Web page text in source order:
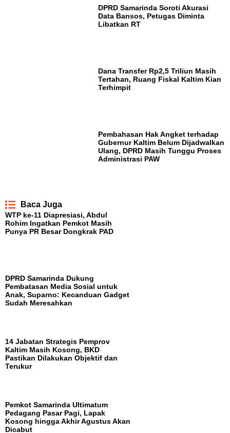
DPRD Samarinda Soroti Akurasi
Data Bansos, Petugas Diminta
Libatkan RT
Dana Transfer Rp2,5 Triliun Masih
Tertahan, Ruang Fiskal Kaltim Kian
Terhimpit
Pembahasan Hak Angket terhadap
Gubernur Kaltim Belum Dijadwalkan
Ulang, DPRD Masih Tunggu Proses
Administrasi PAW
Baca Juga
WTP ke-11 Diapresiasi, Abdul
Rohim Ingatkan Pemkot Masih
Punya PR Besar Dongkrak PAD
DPRD Samarinda Dukung
Pembatasan Media Sosial untuk
Anak, Suparno: Kecanduan Gadget
Sudah Meresahkan
14 Jabatan Strategis Pemprov
Kaltim Masih Kosong, BKD
Pastikan Dilakukan Objektif dan
Terukur
Pemkot Samarinda Ultimatum
Pedagang Pasar Pagi, Lapak
Kosong hingga Akhir Agustus Akan
Dicabut